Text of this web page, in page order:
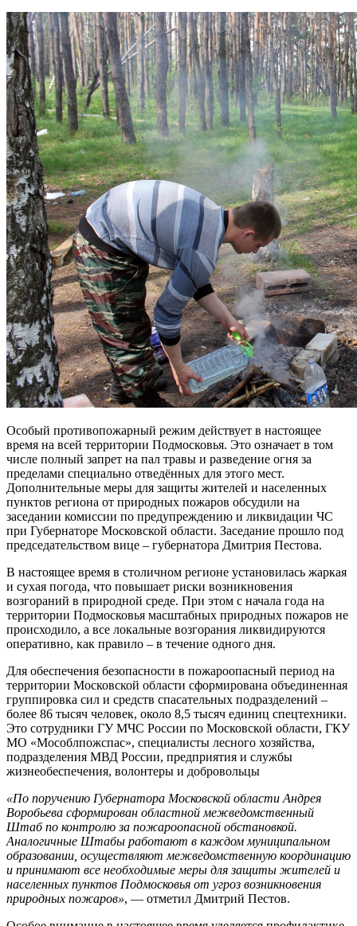
Особый противопожарный режим действует в настоящее
время на всей территории Подмосковья. Это означает в том
числе полный запрет на пал травы и разведение огня за
пределами специально отведённых для этого мест.
Дополнительные меры для защиты жителей и населенных
пунктов региона от природных пожаров обсудили на
заседании комиссии по предупреждению и ликвидации ЧС
при Губернаторе Московской области. Заседание прошло под
председательством вице – губернатора Дмитрия Пестова.
В настоящее время в столичном регионе установилась жаркая
и сухая погода, что повышает риски возникновения
возгораний в природной среде. При этом с начала года на
территории Подмосковья масштабных природных пожаров не
происходило, а все локальные возгорания ликвидируются
оперативно, как правило – в течение одного дня.
Для обеспечения безопасности в пожароопасный период на
территории Московской области сформирована объединенная
группировка сил и средств спасательных подразделений –
более 86 тысяч человек, около 8,5 тысяч единиц спецтехники.
Это сотрудники ГУ МЧС России по Московской области, ГКУ
МО «Мособлпожспас», специалисты лесного хозяйства,
подразделения МВД России, предприятия и службы
жизнеобеспечения, волонтеры и добровольцы
«По поручению Губернатора Московской области Андрея
Воробьева сформирован областной межведомственный
Штаб по контролю за пожароопасной обстановкой.
Аналогичные Штабы работают в каждом муниципальном
образовании, осуществляют межведомственную координацию
и принимают все необходимые меры для защиты жителей и
населенных пунктов Подмосковья от угроз возникновения
природных пожаров», — отметил Дмитрий Пестов.